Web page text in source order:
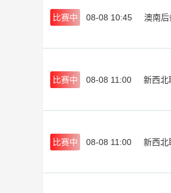
比赛中 08-08 10:45 澳南后
比赛中 08-08 11:00 新西北
比赛中 08-08 11:00 新西北